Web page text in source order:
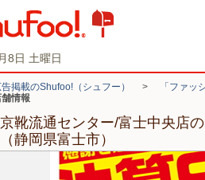
8日 土曜日
掲載のShufoo!（シュフー） > 「ファッ
情報
靴流通センター/富士中央店
静岡県富士市）